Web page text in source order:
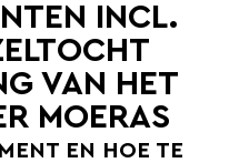
INCL.
VAN HET
MOERAS
EN HOE TE